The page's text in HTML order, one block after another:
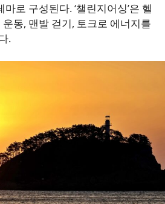
로 구성된다. ‘챌린지어싱’은 헬
동, 맨발 걷기, 토크로 에너지를
.